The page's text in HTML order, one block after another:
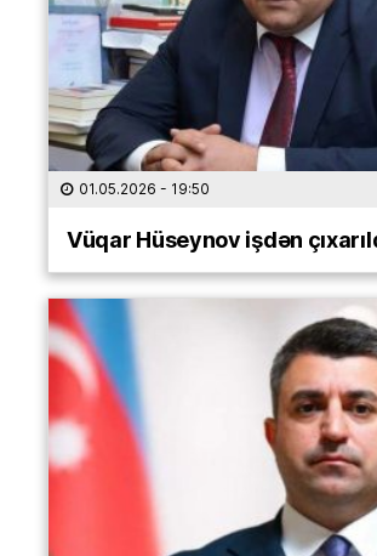
01.05.2026 - 19:50
Vüqar Hüseynov işdən